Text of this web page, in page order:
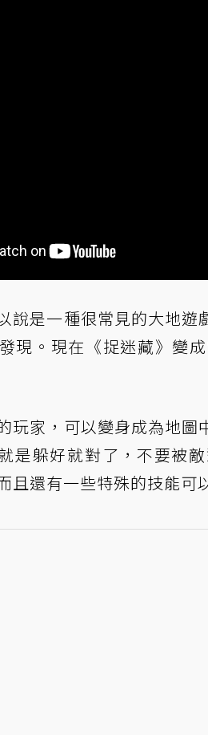
說是一種很常見的大地
現。現在《捉迷藏》變
玩家，可以變身成為地
是躲好就對了，不要被
且還有一些特殊的技能